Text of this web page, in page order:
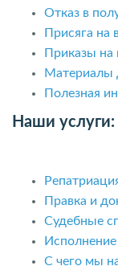
Отказ в
Присяга на
Приказы на
Материалы
Полезная
Наши услуги:
Правка и
Судебные
С чего мы